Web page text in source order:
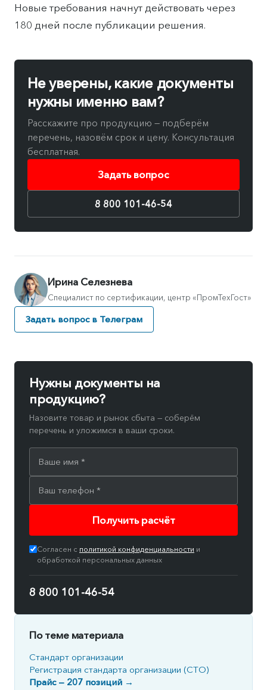
Новые требования начнут действовать через
180 дней после публикации решения.
Не уверены, какие документы
нужны именно вам?
Расскажите про продукцию — подберём
перечень, назовём срок и цену. Консультация
бесплатная.
Задать вопрос
8 800 101-46-54
Ирина Селезнева
Специалист по сертификации, центр «ПромТехГост»
Задать вопрос в Телеграм
Нужны документы на
продукцию?
Назовите товар и рынок сбыта — соберём
перечень и уложимся в ваши сроки.
Получить расчёт
Согласен с политикой конфиденциальности и
обработкой персональных данных
8 800 101-46-54
По теме материала
Стандарт организации
Регистрация стандарта организации (СТО)
Прайс — 207 позиций →